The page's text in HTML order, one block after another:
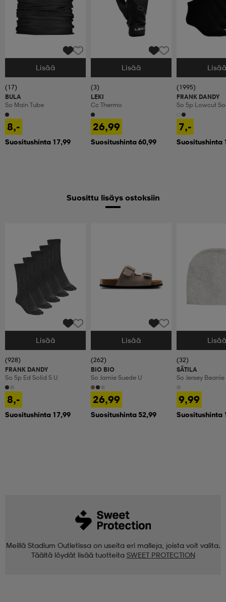
Valitse Koko
Lisää
(17)
BULA
So Main Tube
8,-
Suositushinta 17,99
Valitse Koko
Lisää
(3)
LEKI
Cc Thermo
26,99
Suositushinta 60,99
Valitse Koko
(1995)
FRANK DANDY
So 5p Lowcut
7,-
Suositushinta
Suosittu lisäys ostoksiin
Valitse Koko
Lisää
(928)
FRANK DANDY
So 5p Ed Solid S U
8,-
Suositushinta 17,99
Valitse Koko
Lisää
(262)
BIO BIO
So Jamie Suede U
26,99
Suositushinta 52,99
Valitse Koko
(32)
SÄTILA
So Jersey Beanie
9,99
Suositushinta
Meillä Stadium Outletissa on useita eri malleja, joista voit valita.
Täältä löydät lisää tuotteita SWEET PROTECTION